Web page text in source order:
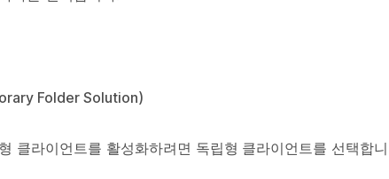
Folder Solution)
클라이언트를 활성화하려면 독립형 클라이언트를 선택합니